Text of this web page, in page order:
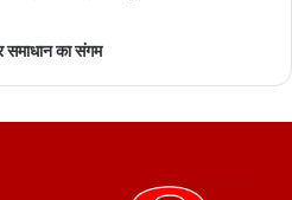
का संगम